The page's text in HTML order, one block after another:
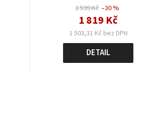
2 599 Kč
1 503,31 Kč bez DPH
1 819 Kč
–30 %
DETAIL